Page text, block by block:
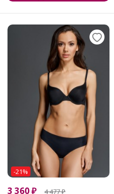
-21%
3 360₽ 4 477₽